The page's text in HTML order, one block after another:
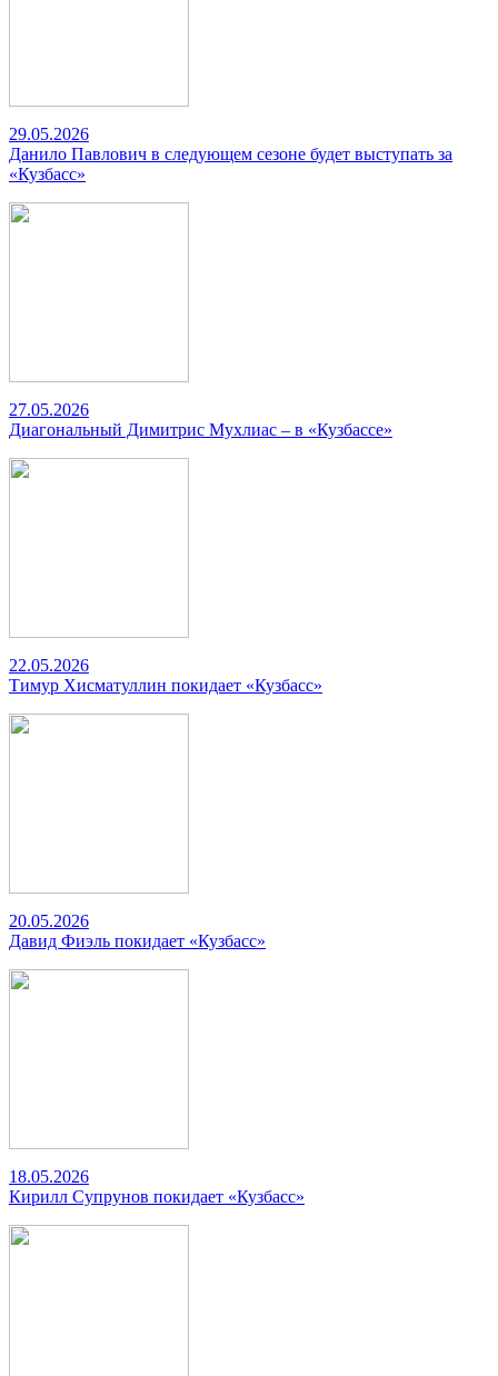
29.05.2026
Данило Павлович в следующем сезоне будет выступать за
«Кузбасс»
27.05.2026
Диагональный Димитрис Мухлиас – в «Кузбассе»
22.05.2026
Тимур Хисматуллин покидает «Кузбасс»
20.05.2026
Давид Фиэль покидает «Кузбасс»
18.05.2026
Кирилл Супрунов покидает «Кузбасс»